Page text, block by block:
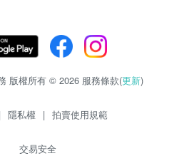
版權所有 © 2026 服務條款(更新)
隱私權 | 拍賣使用規範
交易安全